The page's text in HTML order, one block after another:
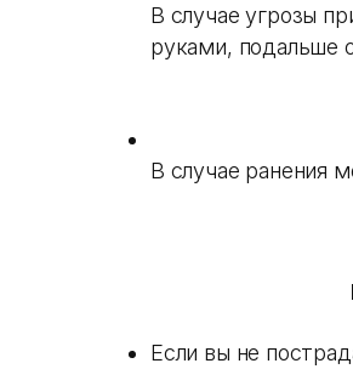
В случае угрозы
руками, подальше
В случае ранения
Если вы не